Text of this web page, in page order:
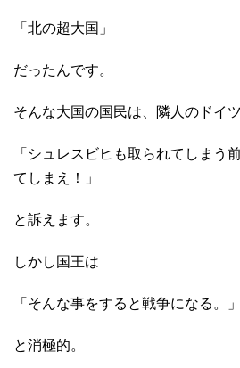
「北の超大国」
だったんです。
そんな大国の国民は、隣人のドイ
「シュレスビヒも取られてしまう
てしまえ！」
と訴えます。
しかし国王は
「そんな事をすると戦争になる。」
と消極的。